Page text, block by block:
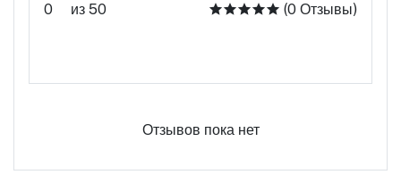
0 из 50 (0 Отзывы)
Отзывов пока нет